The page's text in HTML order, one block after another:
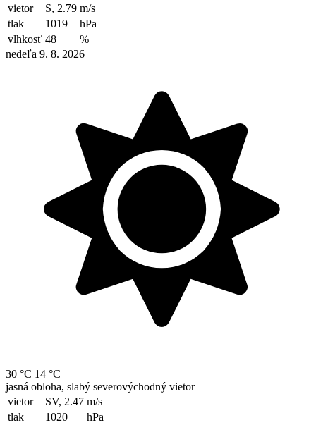
vietor
S, 2.79 m/s
tlak
1019
hPa
vlhkosť 48
%
nedeľa 9. 8. 2026
30 °C 14 °C
jasná obloha, slabý severovýchodný vietor
vietor
SV, 2.47 m/s
tlak
1020
hPa